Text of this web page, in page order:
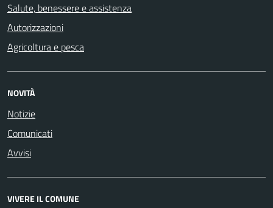
Salute, benessere e assistenza
Autorizzazioni
Agricoltura e pesca
NOVITÀ
Notizie
Comunicati
Avvisi
VIVERE IL COMUNE